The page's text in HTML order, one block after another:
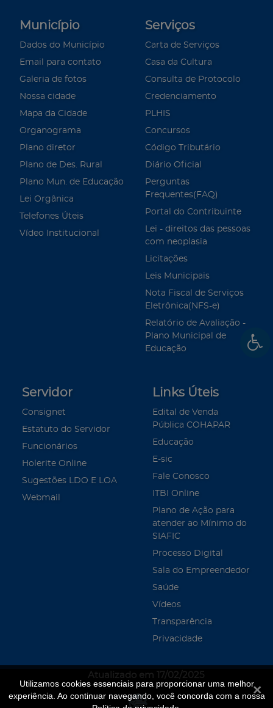
Utilizamos cookies essenciais para proporcionar uma melhor
experiência. Ao continuar navegando, você concorda com a nossa
Município
Dados do Município
Email para contato
Galeria de fotos
Nossa cidade
Mapa da Cidade
Organograma
Plano diretor
Plano de Des. Rural
Plano Mun. de Educação
Lei Orgânica
Telefones Úteis
Vídeo Institucional
Serviços
Carta de Serviços
Casa da Cultura
Consulta de Protocolo
Credenciamento
PLHIS
Concursos
Código Tributário
Diário Oficial
Perguntas
Frequentes(FAQ)
Portal do Contribuinte
Lei - direitos das pessoas
com neoplasia
Licitações
Leis Municipais
Nota Fiscal de Serviços
Eletrônica(NFS-e)
Relatório de Avaliação -
Plano Municipal de
Educação
Servidor
Consignet
Estatuto do Servidor
Funcionários
Holerite Online
Sugestões LDO E LOA
Webmail
Links Úteis
Edital de Venda
Pública COHAPAR
Educação
E-sic
Fale Conosco
ITBI Online
Plano de Ação para
atender ao Mínimo do
SIAFIC
Processo Digital
Sala do Empreendedor
Saúde
Vídeos
Transparência
Privacidade
Atualizado em 17/02/2025